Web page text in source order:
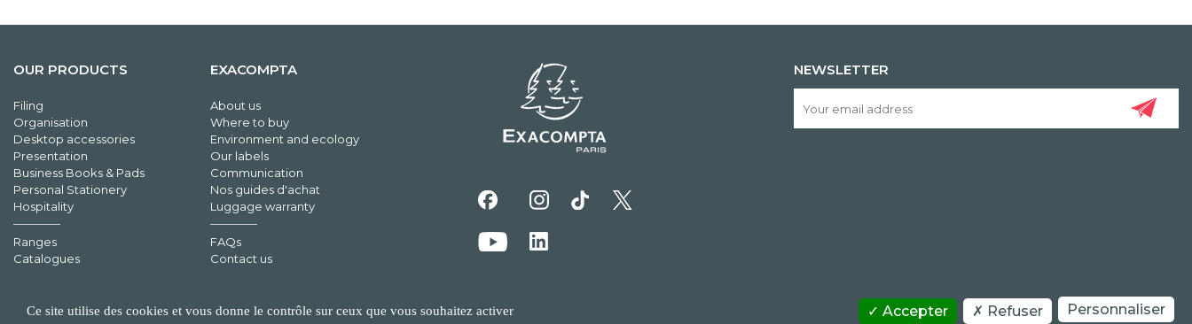
OUR PRODUCTS
Filing
Organisation
Desktop accessories
Presentation
Business Books & Pads
Personal Stationery
Hospitality
Ranges
Catalogues
EXACOMPTA
About us
Where to buy
Environment and ecology
Our labels
Communication
Nos guides d'achat
Luggage warranty
FAQs
Contact us
NEWSLETTER
Ce site utilise des cookies et vous donne le contrôle sur ceux que vous souhaitez activer Accepter Refuser Personnaliser